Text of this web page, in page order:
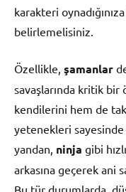
karakteri
belirlemelisiniz.
Özellikle, şamanlar
savaşlarında kritik
kendilerini hem de
yetenekleri
yandan, ninja gibi
arkasına geçerek ani